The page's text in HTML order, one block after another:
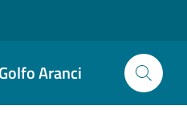
Aranci